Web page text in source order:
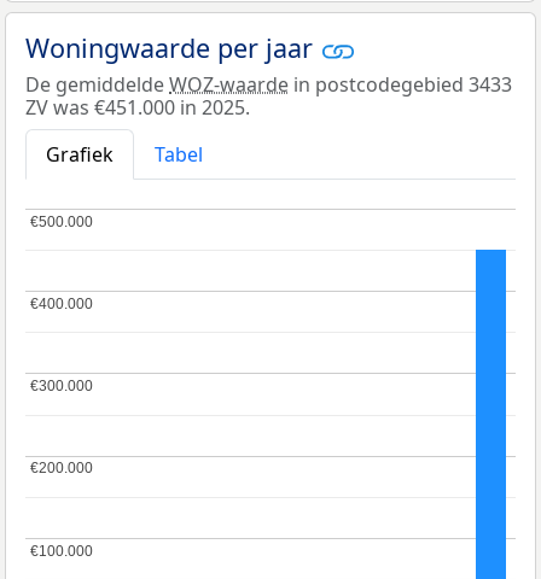
Woningwaarde per jaar
De gemiddeldeWOZ-waarde in postcodegebied 3433
ZV was €451.000 in 2025.
Grafiek
Tabel
€100.000
€100.000
€200.000
€200.000
€300.000
€300.000
€400.000
€400.000
€500.000
€500.000